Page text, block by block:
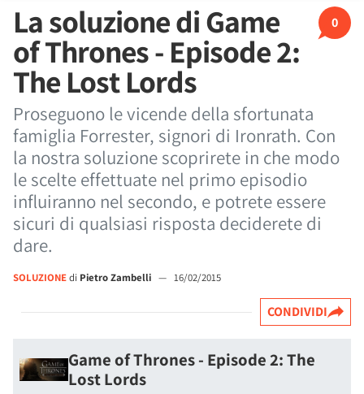
0
La soluzione di Game
of Thrones - Episode 2:
The Lost Lords
Proseguono le vicende della sfortunata
famiglia Forrester, signori di Ironrath. Con
la nostra soluzione scoprirete in che modo
le scelte effettuate nel primo episodio
influiranno nel secondo, e potrete essere
sicuri di qualsiasi risposta deciderete di
dare.
SOLUZIONEdi Pietro Zambelli — 16/02/2015
CONDIVIDI
Game of Thrones - Episode 2: The
Lost Lords